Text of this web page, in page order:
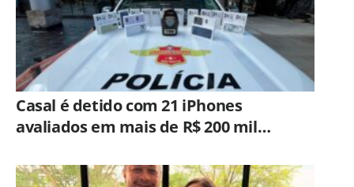
Casal é detido com 21 iPhones
avaliados em mais de R$ 200 mil
Campinas